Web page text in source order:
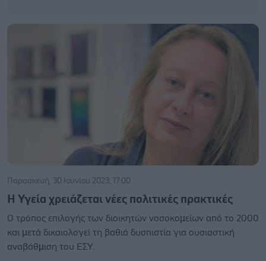
Παρασκευή, 30 Ιουνίου 2023, 17:00
Η Υγεία χρειάζεται νέες πολιτικές πρακτικές
Ο τρόπος επιλογής των διοικητών νοσοκοµείων από το 2000
και µετά δικαιολογεί τη βαθιά δυσπιστία για ουσιαστική
αναβάθµιση του ΕΣΥ.